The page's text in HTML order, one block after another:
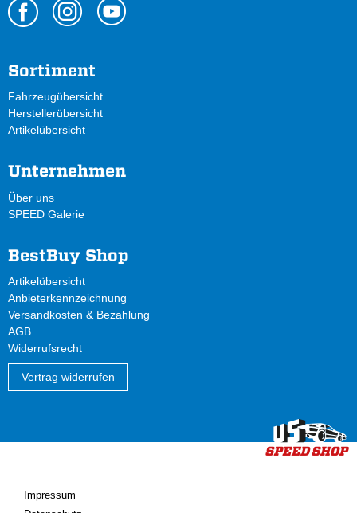
Sortiment
Fahrzeugübersicht
Herstellerübersicht
Artikelübersicht
Unternehmen
Über uns
SPEED Galerie
BestBuy Shop
Artikelübersicht
Anbieterkennzeichnung
Versandkosten & Bezahlung
AGB
Widerrufsrecht
Vertrag widerrufen
Impressum